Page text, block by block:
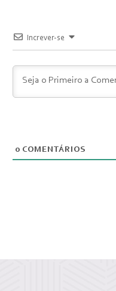
Increver-se
0 COMENTÁRIOS